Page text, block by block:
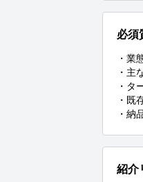
必須
・業
・主
・タ
・既
・納
紹介